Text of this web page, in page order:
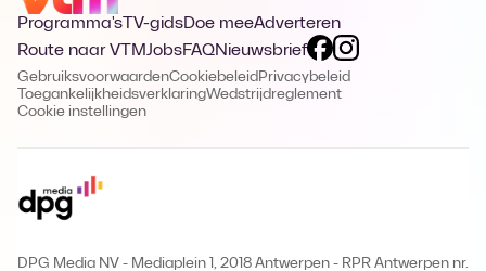
Programma's TV-gidsDoe meeAdverteren
Route naar VTMJobsFAQNieuwsbrief
GebruiksvoorwaardenCookiebeleid Privacybeleid
ToegankelijkheidsverklaringWedstrijdreglement
Cookie instellingen
DPG Media NV - Mediaplein 1, 2018 Antwerpen - RPR Antwerpen nr.